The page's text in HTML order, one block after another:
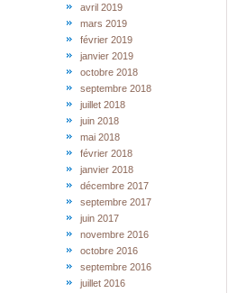
avril 2019
mars 2019
février 2019
janvier 2019
octobre 2018
septembre 2018
juillet 2018
juin 2018
mai 2018
février 2018
janvier 2018
décembre 2017
septembre 2017
juin 2017
novembre 2016
octobre 2016
septembre 2016
juillet 2016